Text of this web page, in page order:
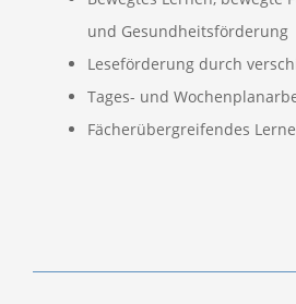
und Gesundheitsförderung
Leseförderung durch
Tages- und
Fächerübergreifendes